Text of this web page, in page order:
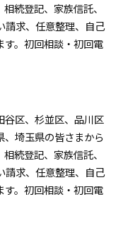
続登記、家族信託、
請求、任意整理、自己
す。初回相談・初回電
谷区、杉並区、品川区
埼玉県の皆さまから
続登記、家族信託、
請求、任意整理、自己
す。初回相談・初回電